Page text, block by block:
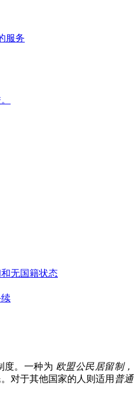
服务
无国籍状态
度。一种为 欧盟公民居留制，
对于其他国家的人则适用 普通